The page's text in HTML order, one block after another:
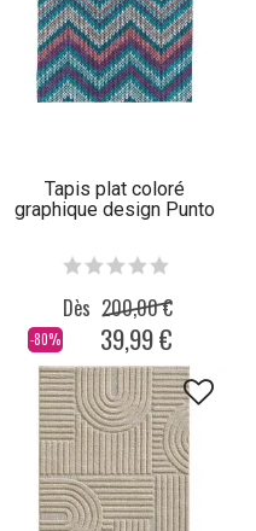
Tapis plat coloré
graphique design Punto
-80%
Dès 200,00 €
39,99 €